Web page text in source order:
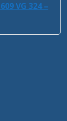
VG 324 –